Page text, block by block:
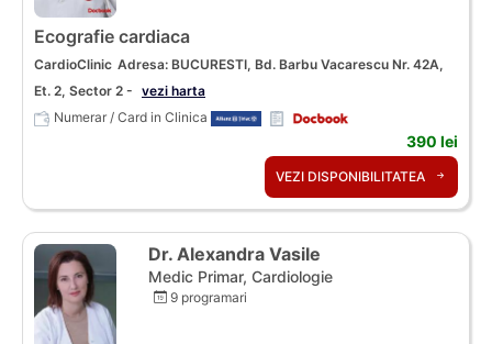
Ecografie cardiaca
CardioClinic Adresa: BUCURESTI, Bd. Barbu Vacarescu Nr. 42A,
Et. 2, Sector 2 - vezi harta
Numerar / Card in Clinica
390 lei
VEZI DISPONIBILITATEA
Dr. Alexandra Vasile
Medic Primar, Cardiologie
9 programari